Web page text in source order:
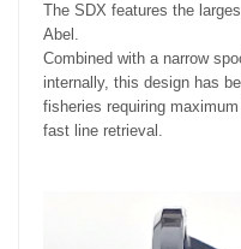
The SDX features the
Abel.
Combined with a narrow
internally, this design has
fisheries requiring
fast line retrieval.